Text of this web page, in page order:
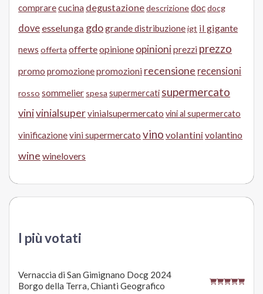
comprarecucina degustazionedescrizionedocdocg
dove esselunga gdogrande distribuzioneigt il gigante
news offerta offerteopinione opinioniprezzi prezzo
promo promozionepromozioni recensione recensioni
rosso sommelier spesa supermercati supermercato
vinivinialsupervinialsupermercato vini al supermercato
vinificazionevini supermercato vino volantini volantino
wine winelovers
I più votati
Vernaccia di San Gimignano Docg 2024
Borgo della Terra, Chianti Geografico